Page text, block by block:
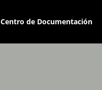
Centro de Documentación